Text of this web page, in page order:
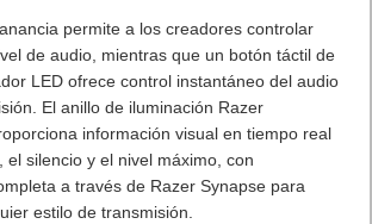
permite a los creadores controlar
de audio, mientras que un botón táctil de
LED ofrece control instantáneo del audio
El anillo de iluminación Razer
información visual en tiempo real
el silencio y el nivel máximo, con
a través de Razer Synapse para
estilo de transmisión.